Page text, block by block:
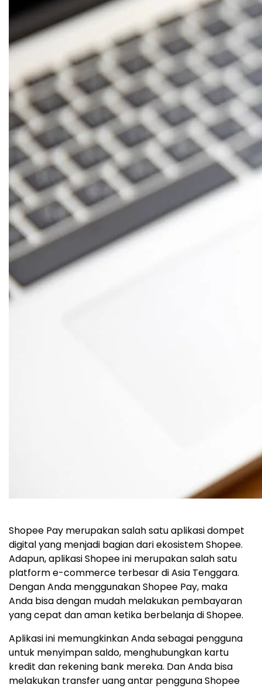
Shopee Pay merupakan salah satu aplikasi dompet
digital yang menjadi bagian dari ekosistem Shopee.
Adapun, aplikasi Shopee ini merupakan salah satu
platform e-commerce terbesar di Asia Tenggara.
Dengan Anda menggunakan Shopee Pay, maka
Anda bisa dengan mudah melakukan pembayaran
yang cepat dan aman ketika berbelanja di Shopee.
Aplikasi ini memungkinkan Anda sebagai pengguna
untuk menyimpan saldo, menghubungkan kartu
kredit dan rekening bank mereka. Dan Anda bisa
melakukan transfer uang antar pengguna Shopee